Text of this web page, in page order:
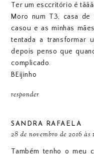
Ter um esccritório é
Moro num T3, casa
casou e as minhas
tentada a transformar
depois penso que
complicado.
BEijinho
responder
SANDRA RAFAELA
28 de novembro de 2016 às
Também tenho o meu